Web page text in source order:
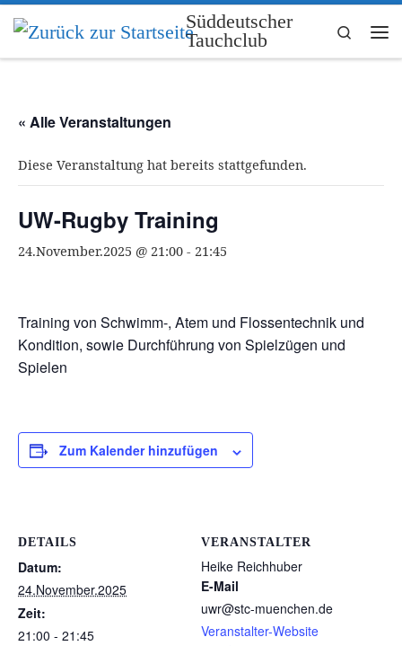
Zum Inhalt springen
Süddeutscher
Tauchclub
Search
« Alle Veranstaltungen
Diese Veranstaltung hat bereits stattgefunden.
UW-Rugby Training
24.November.2025 @ 21:00 - 21:45
Training von Schwimm-, Atem und Flossentechnik und
Kondition, sowie Durchführung von Spielzügen und
Spielen
Zum Kalender hinzufügen
DETAILS
Datum:
24.November.2025
Zeit:
21:00 - 21:45
VERANSTALTER
Heike Reichhuber
E-Mail
uwr@stc-muenchen.de
Veranstalter-Website